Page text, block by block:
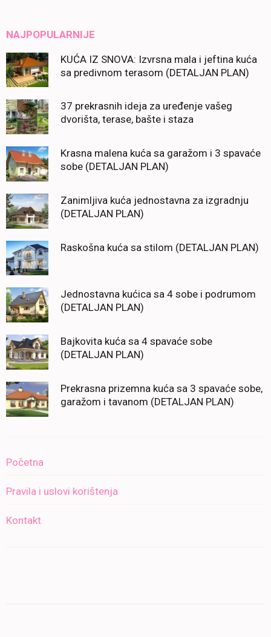
NAJPOPULARNIJE
KUĆA IZ SNOVA: Izvrsna mala i jeftina kuća
sa predivnom terasom (DETALJAN PLAN)
37 prekrasnih ideja za uređenje vašeg
dvorišta, terase, bašte i staza
Krasna malena kuća sa garažom i 3 spavaće
sobe (DETALJAN PLAN)
Zanimljiva kuća jednostavna za izgradnju
(DETALJAN PLAN)
Raskošna kuća sa stilom (DETALJAN PLAN)
Jednostavna kućica sa 4 sobe i podrumom
(DETALJAN PLAN)
Bajkovita kuća sa 4 spavaće sobe
(DETALJAN PLAN)
Prekrasna prizemna kuća sa 3 spavaće sobe,
garažom i tavanom (DETALJAN PLAN)
Početna
Pravila i uslovi korištenja
Kontakt